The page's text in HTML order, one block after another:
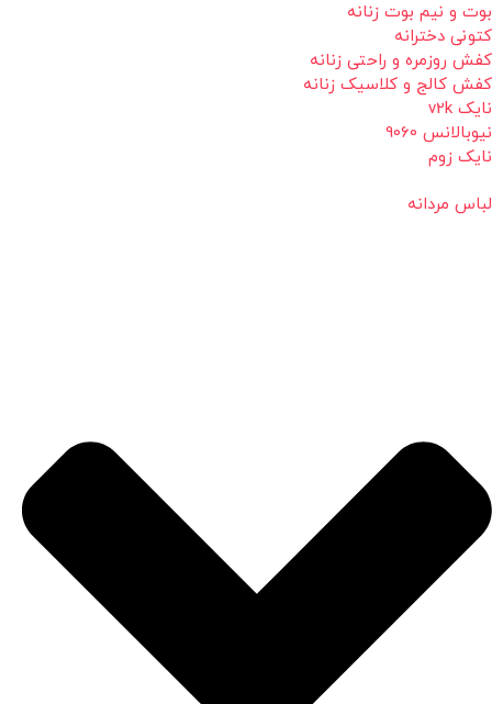
بوت و نیم بوت زنانه
کتونی دخترانه
کفش روزمره و راحتی زنانه
کفش کالج و کلاسیک زنانه
نایک v2k
نیوبالانس 9060
نایک زوم
لباس مردانه